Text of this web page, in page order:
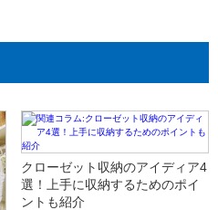
クローゼット収納のアイディア4
選！上手に収納するためのポイ
ントも紹介